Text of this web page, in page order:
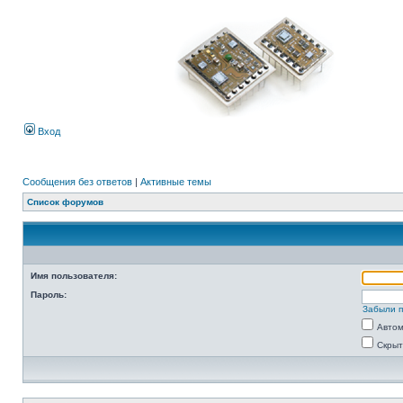
Вход
Сообщения без ответов | Активные темы
Список форумов
Имя пользователя:
Пароль:
Забыли